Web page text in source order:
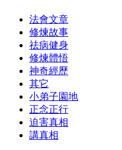
法會文章
修煉故事
祛病健身
修煉體悟
神奇經歷
其它
小弟子園地
正念正行
迫害真相
講真相